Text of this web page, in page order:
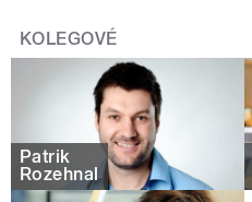
KOLEGOVÉ
Patrik
Rozehnal